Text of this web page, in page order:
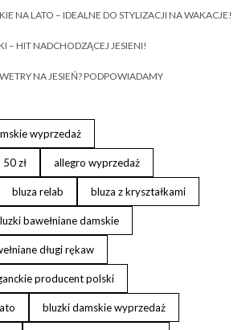
NA LATO – IDEALNE DO STYLIZACJI NA WAKACJE!
– HIT NADCHODZĄCEJ JESIENI!
NA JESIEŃ? PODPOWIADAMY
wyprzedaż
zł allegro wyprzedaż
bluza relab bluza z kryształkami
bawełniane damskie
długi rękaw
producent polski
bluzki damskie wyprzedaż